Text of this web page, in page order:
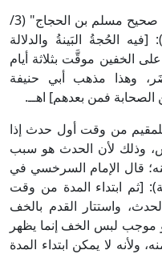
قال الإمام النووي في "المنهاج شرح صحيح مسلم بن الحجاج" (3/
[فيه الحُجةُ البَينةُ والدلالة
الخفين موقَّت بثلاثة أيام
وهذا مذهب أبي حنيفة
فمن بعدهم] اهــ.
من وقت أول حدث إذا
وذلك لأن الحدث هو سبب
قال الإمام السرخسي في
المعرفة): [ثم ابتداء المدة من وقت
واستتار القدم بالخف
موجب لبس الخف إنما يظهر
ولأنه لا يمكن ابتداء المدة